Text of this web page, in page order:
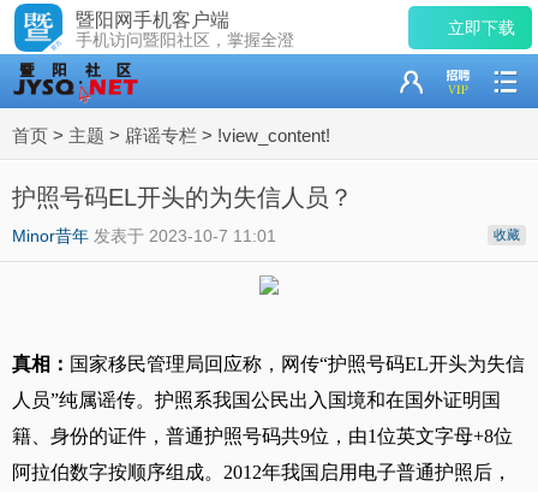
暨阳网手机客户端
手机访问暨阳社区，掌握全澄
立即下载
首页 > 主题 > 辟谣专栏 > !view_content!
护照号码EL开头的为失信人员？
收藏
Minor昔年 发表于 2023-10-7 11:01
真相： 国家移民管理局回应称，网传“护照号码EL开头为失信
人员”纯属谣传。护照系我国公民出入国境和在国外证明国
籍、身份的证件，普通护照号码共9位，由1位英文字母+8位
阿拉伯数字按顺序组成。2012年我国启用电子普通护照后，